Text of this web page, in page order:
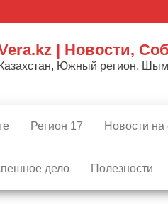
| Новости,
Казахстан, Южный регион,
Регион 17 Новости на
дело Полезности